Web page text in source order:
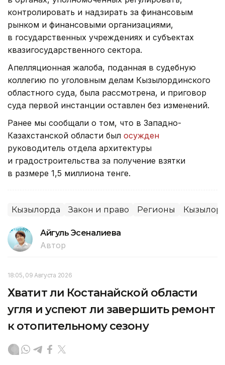
контролировать и надзирать за финансовым
рынком и финансовыми организациями,
в государственных учреждениях и субъектах
квазигосударственного сектора.
Апелляционная жалоба, поданная в судебную
коллегию по уголовным делам Кызылординского
областного суда, была рассмотрена, и приговор
суда первой инстанции оставлен без изменений.
Ранее мы сообщали о том, что в Западно-
Казахстанской области был осужден
руководитель отдела архитектуры
и градостроительства за получение взятки
в размере 1,5 миллиона тенге.
Кызылорда Закон и право Регионы
Айгуль Эсеналиева
Автор
18:05, 09 Августа 2026
Хватит ли Костанайской области
угля и успеют ли завершить ремонт
к отопительному сезону